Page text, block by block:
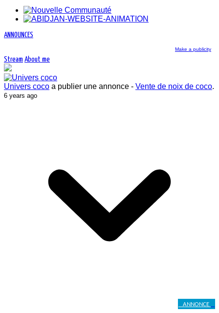
ANNOUNCES
Make a publicity
Stream About me
Univers coco a publier une annonce - Vente de noix de coco.
6 years ago
ANNONCE